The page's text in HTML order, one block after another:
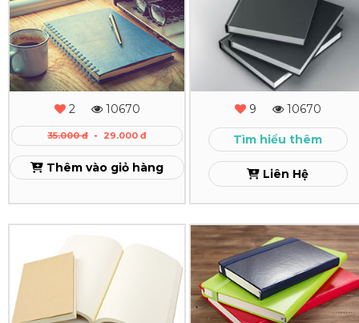
Sổ
Tay
Bìa
Cứng
Theo
Yêu
Xem
2 10670
35.000 đ - 29.000 đ
Thêm vào giỏ hàng
Tay
Cứng
Dán
Gáy
Xem
9 10670
Tìm hiểu thêm
Liên Hệ
Sổ
In
Sổ
Tay